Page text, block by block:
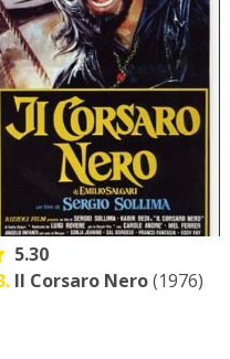
5.30
Il Corsaro Nero(1976)